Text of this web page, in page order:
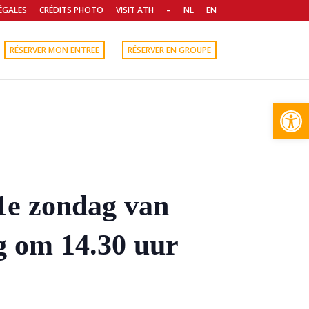
CRÉDITS PHOTO VISIT ATH – NL EN
RÉSERVER MON ENTREE RÉSERVER EN GROUPE
zondag van
om 14.30 uur